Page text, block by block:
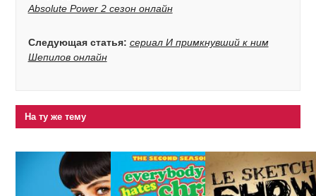
Absolute Power 2 сезон онлайн
Следующая статья: сериал И примкнувший к ним
Шепилов онлайн
На ту же тему